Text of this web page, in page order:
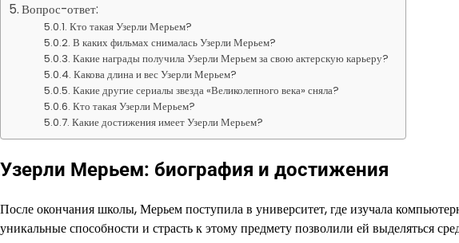
Вопрос-ответ:
Кто такая Узерли Мерьем?
В каких фильмах снималась Узерли Мерьем?
Какие награды получила Узерли Мерьем за свою актерскую карьеру?
Какова длина и вес Узерли Мерьем?
Какие другие сериалы звезда «Великолепного века» сняла?
Кто такая Узерли Мерьем?
Какие достижения имеет Узерли Мерьем?
Узерли Мерьем: биография и достижения
После окончания школы, Мерьем поступила в университет, где изучала
уникальные способности и страсть к этому предмету позволили ей выделяться